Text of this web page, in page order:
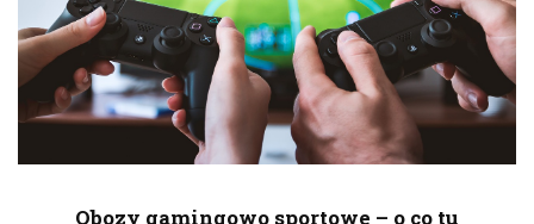
Obozy gamingowo sportowe – o co tu